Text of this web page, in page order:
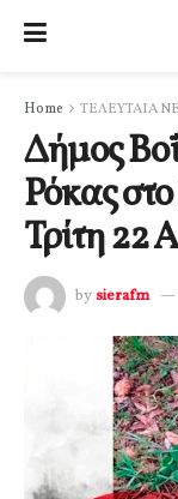
Home ΤΕΛΕΥΤΑΙΑ
Δήμος
Ρόκας
Τρίτη 22
by sierafm